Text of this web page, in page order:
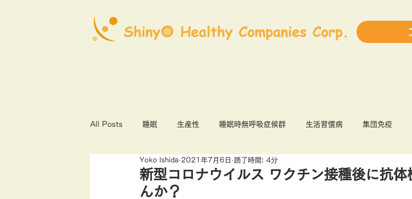
All Posts 睡眠 生産性 睡眠時無呼吸症候群 生活習慣病 集団免疫
心理社会的安全性 COVID19 健康経営
新型コロナウイルス ワクチン接種後に抗体
んか？
Yoko Ishida 2021年7月6日 読了時間: 4分